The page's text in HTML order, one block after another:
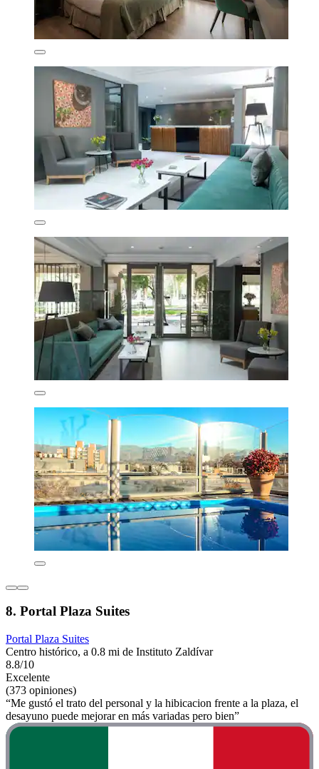
8. Portal Plaza Suites
Portal Plaza Suites
Centro histórico, a 0.8 mi de Instituto Zaldívar
8.8/10
Excelente
(373 opiniones)
“Me gustó el trato del personal y la hibicacion frente a la plaza, el
desayuno puede mejorar en más variadas pero bien”